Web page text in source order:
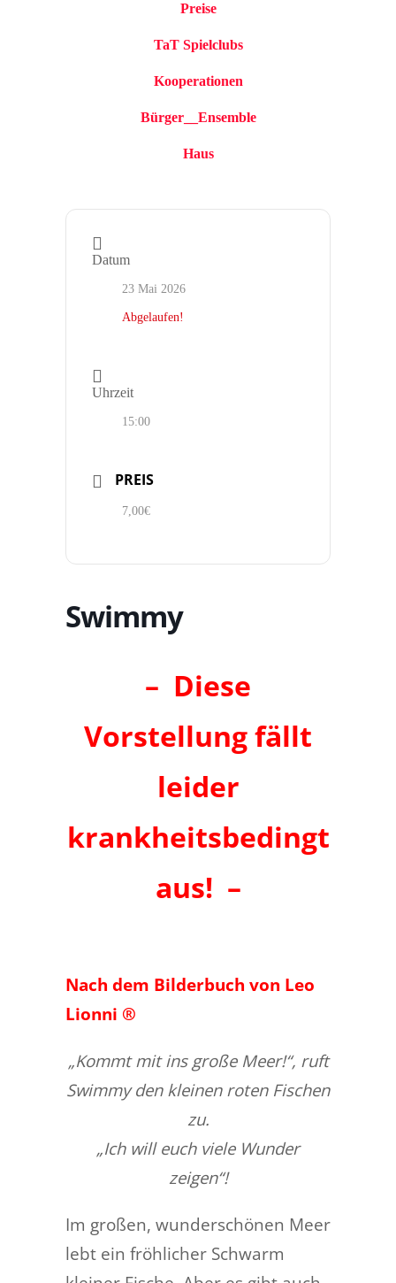
Preise
TaT Spielclubs
Kooperationen
Bürger__Ensemble
Haus
Datum
23 Mai 2026
Abgelaufen!
Uhrzeit
15:00
PREIS
7,00€
Swimmy
– Diese
Vorstellung fällt
leider
krankheitsbedingt
aus! –
Nach dem Bilderbuch von Leo
Lionni ®
„Kommt mit ins große Meer!“, ruft
Swimmy den kleinen roten Fischen
zu.
„Ich will euch viele Wunder
zeigen“!
Im großen, wunderschönen Meer
lebt ein fröhlicher Schwarm